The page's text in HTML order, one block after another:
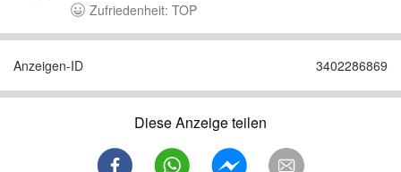
Zufriedenheit: TOP
Anzeigen-ID 3402286869
Diese Anzeige teilen